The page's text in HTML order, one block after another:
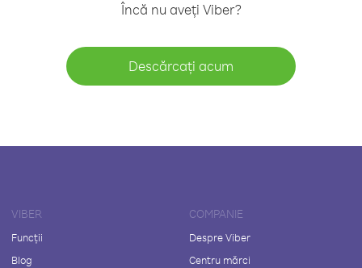
Încă nu aveți Viber?
Descărcați acum
VIBER
Funcții
Blog
COMPANIE
Despre Viber
Centru mărci